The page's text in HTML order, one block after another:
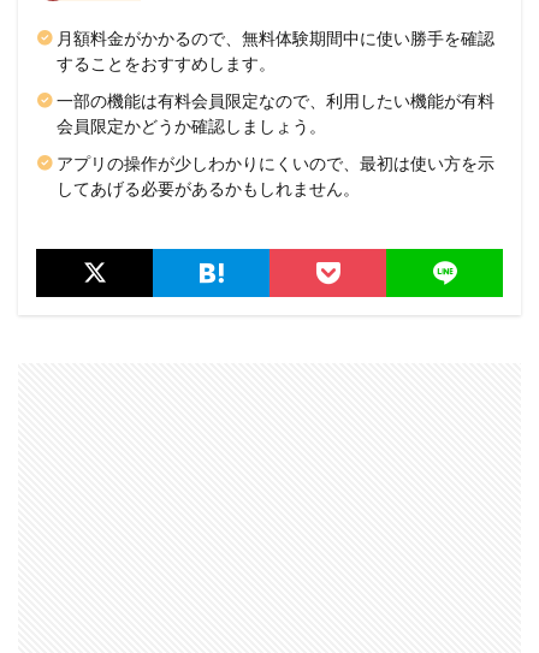
月額料金がかかるので、無料体験期間中に使い勝手を確認
することをおすすめします。
一部の機能は有料会員限定なので、利用したい機能が有料
会員限定かどうか確認しましょう。
アプリの操作が少しわかりにくいので、最初は使い方を示
してあげる必要があるかもしれません。